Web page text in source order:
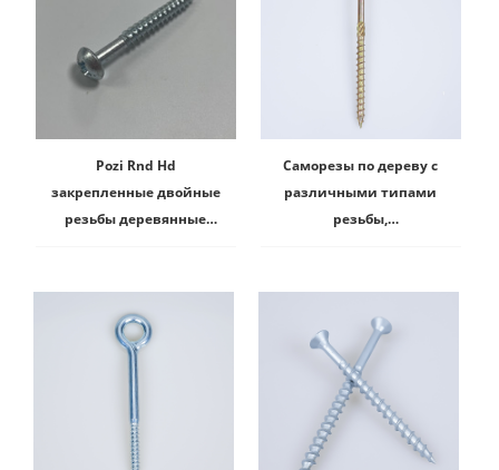
Pozi Rnd Hd
закрепленные двойные
резьбы деревянные
Саморезы по дереву с
различными типами
резьбы,